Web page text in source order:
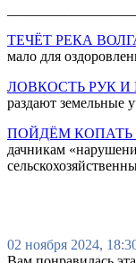
ТЕЧЁТ РЕКА
мало для
ЛОВКОСТЬ РУК
раздают земельные
ПОЙДЁМ КОПАТЬ
дачникам
02 ноября 2024,